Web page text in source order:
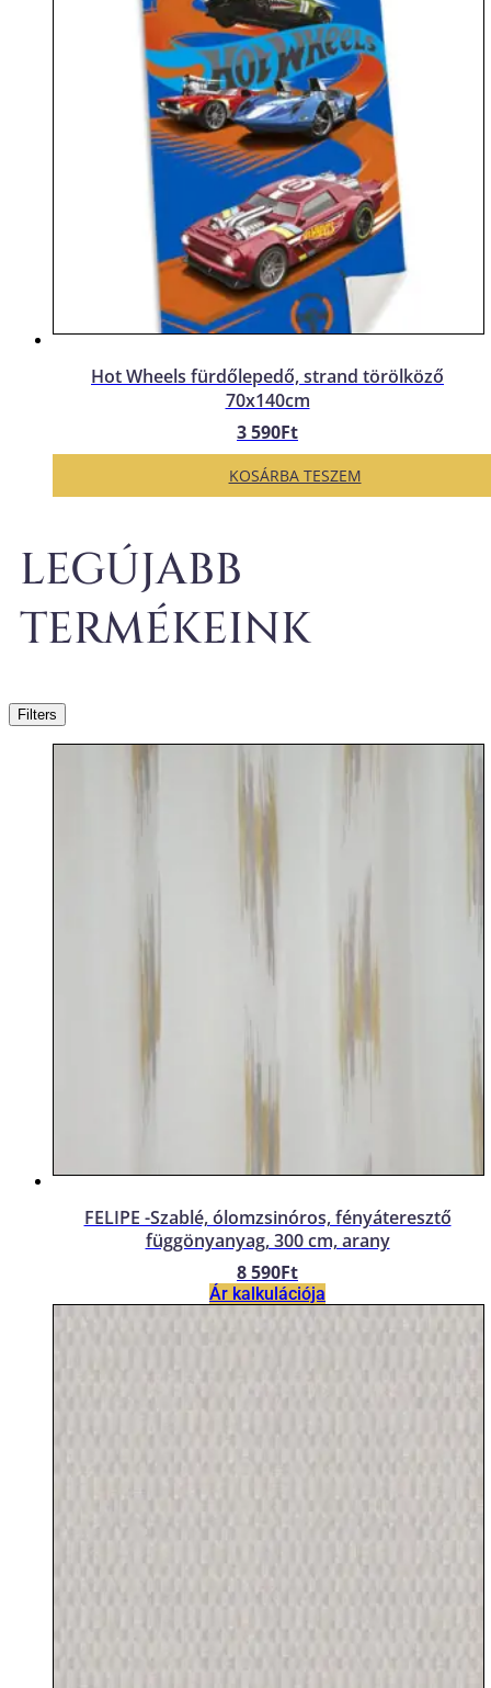
Hot Wheels fürdőlepedő, strand törölköző
70x140cm
3 590Ft
KOSÁRBA TESZEM
LEGÚJABB
TERMÉKEINK
Filters
FELIPE -Szablé, ólomzsinóros, fényáteresztő
függönyanyag, 300 cm, arany
8 590Ft
Ár kalkulációja